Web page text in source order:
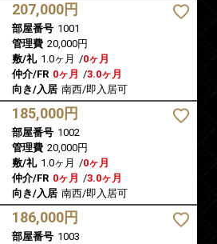
207,000円
部屋番号 1001
管理費 20,000円
敷/礼 1.0ヶ月 /0ヶ月
仲介/FR 0ヶ月 /3.0ヶ月
向き/入居 南西/即入居可
185,000円
部屋番号 1002
管理費 20,000円
敷/礼 1.0ヶ月 /0ヶ月
仲介/FR 0ヶ月 /3.0ヶ月
向き/入居 南西/即入居可
186,000円
部屋番号 1003